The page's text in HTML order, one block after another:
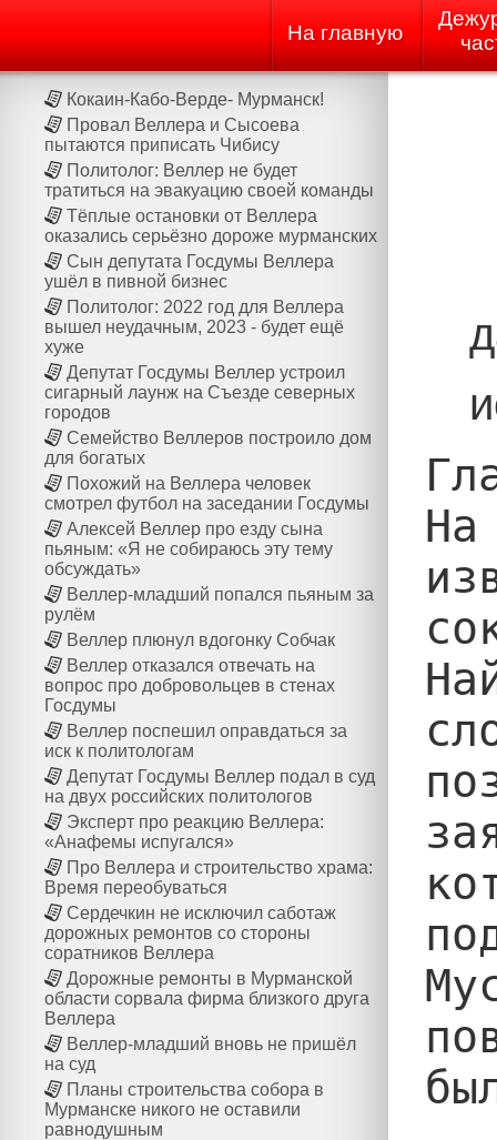
На главную
Кокаин-Кабо-Верде- Мурманск!
Провал Веллера и Сысоева
пытаются приписать Чибису
Политолог: Веллер не будет
тратиться на эвакуацию своей команды
Тёплые остановки от Веллера
оказались серьёзно дороже мурманских
Сын депутата Госдумы Веллера
ушёл в пивной бизнес
Политолог: 2022 год для Веллера
вышел неудачным, 2023 - будет ещё
хуже
Депутат Госдумы Веллер устроил
сигарный лаунж на Cъезде северных
городов
Семейство Веллеров построило дом
для богатых
Похожий на Веллера человек
смотрел футбол на заседании Госдумы
Алексей Веллер про езду сына
пьяным: «Я не собираюсь эту тему
обсуждать»
Веллер-младший попался пьяным за
рулём
Веллер плюнул вдогонку Собчак
Веллер отказался отвечать на
вопрос про добровольцев в стенах
Госдумы
Веллер поспешил оправдаться за
иск к политологам
Депутат Госдумы Веллер подал в суд
на двух российских политологов
Эксперт про реакцию Веллера:
«Анафемы испугался»
Про Веллера и строительство храма:
Время переобуваться
Сердечкин не исключил саботаж
дорожных ремонтов со стороны
соратников Веллера
Дорожные ремонты в Мурманской
области сорвала фирма близкого друга
Веллера
Веллер-младший вновь не пришёл
на суд
Планы строительства собора в
Мурманске никого не оставили
равнодушным
На